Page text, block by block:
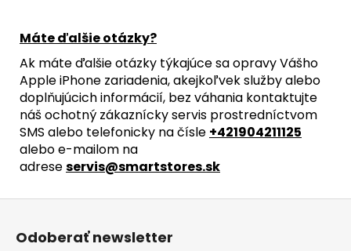
Máte ďalšie otázky?
Ak máte ďalšie otázky týkajúce sa opravy Vášho
Apple iPhone zariadenia, akejkoľvek služby alebo
doplňujúcich informácií, bez váhania kontaktujte
náš ochotný zákaznícky servis prostredníctvom
SMS alebo telefonicky na čísle +421904211125
alebo e-mailom na
adreseservis@smartstores.sk
Z
Odoberať newsletter